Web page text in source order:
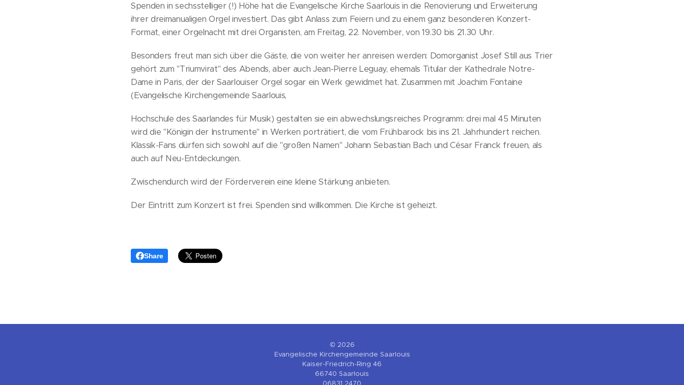
Spenden in sechsstelliger (!) Höhe hat die Evangelische Kirche Saarlouis in die Renovierung und Erweiterung
ihrer dreimanualigen Orgel investiert. Das gibt Anlass zum Feiern und zu einem ganz besonderen Konzert-
Format, einer Orgelnacht mit drei Organisten, am Freitag, 22. November, von 19.30 bis 21.30 Uhr.
Besonders freut man sich über die Gäste, die von weiter her anreisen werden: Domorganist Josef Still aus Trier
gehört zum "Triumvirat" des Abends, aber auch Jean-Pierre Leguay, ehemals Titular der Kathedrale Notre-
Dame in Paris, der der Saarlouiser Orgel sogar ein Werk gewidmet hat. Zusammen mit Joachim Fontaine
(Evangelische Kirchengemeinde Saarlouis,
Hochschule des Saarlandes für Musik) gestalten sie ein abwechslungsreiches Programm: drei mal 45 Minuten
wird die "Königin der Instrumente" in Werken porträtiert, die vom Frühbarock bis ins 21. Jahrhundert reichen.
Klassik-Fans dürfen sich sowohl auf die "großen Namen" Johann Sebastian Bach und César Franck freuen, als
auch auf Neu-Entdeckungen.
Zwischendurch wird der Förderverein eine kleine Stärkung anbieten.
Der Eintritt zum Konzert ist frei. Spenden sind willkommen. Die Kirche ist geheizt.
Share
© 2026
Evangelische Kirchengemeinde Saarlouis
Kaiser-Friedrich-Ring 46
66740 Saarlouis